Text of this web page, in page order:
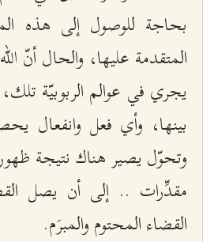
بحاجة للوصول إلى هذه
المتقدمة عليها، والحال أنّ
يجري في عوالم الربوبيّة
بينها، وأي فعل وانفعال
وتحوّل يصير هناك نتيجة
مقدِّرات .. إلى أن يصل
القضاء المحتوم والمبرَم.